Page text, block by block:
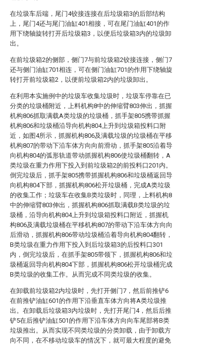
在垃圾车后端，尾门4铰接连接在后垃圾箱3的后部结构
上，尾门4还与尾门油缸401相接，可在尾门油缸401的作
用下绕轴旋转打开后垃圾箱3，以便后垃圾箱3内的垃圾卸
出。
在前垃圾箱2的侧部，侧门7与前垃圾箱2铰接连接，侧门7
还与侧门油缸701相连，可在侧门油缸701的作用下绕轴旋
转打开前垃圾箱2，以便前垃圾箱2内的垃圾卸出。
在利用本实施例中的垃圾车收集垃圾时，垃圾车停靠在已
分类的垃圾桶附近，上料机构8中的伸缩臂803伸出，抓握
机构806抓取满载A类垃圾的垃圾桶，抓手架805携带抓握
机构806和垃圾桶沿导向机构804上升到垃圾箱投料口附
近，如图4所示，抓握机构806及满载垃圾的垃圾桶在平移
机构807的带动下沿车体方向向前滑动，抓手架805沿着导
向机构804的弧形轨道带动抓握机构806使垃圾桶翻转，A
类垃圾在重力作用下投入到前垃圾箱2的前投料口201内。
倒完垃圾后，抓手架805携带抓握机构806和垃圾桶返回导
向机构804下部，抓握机构806松开垃圾桶，完成A类垃圾
的收集工作；垃圾车在收集B类垃圾时，同理，上料机构8
中的伸缩臂803伸出，抓握机构806抓取满载B类垃圾的垃
圾桶，沿导向机构804上升到垃圾箱投料口附近，抓握机
构806及满载垃圾桶在平移机构807的带动下沿车体方向向
后滑动，抓握机构806带动垃圾桶沿着导向机构804翻转，
B类垃圾在重力作用下投入到后垃圾箱3的后投料口301
内，倒完垃圾后，在抓手架805带领下，抓握机构806和垃
圾桶返回导向机构804下部，抓握机构806松开垃圾桶完成
B类垃圾的收集工作。从而完成不同类垃圾的收集。
在卸载前垃圾箱2内垃圾时，先打开侧门7，然后前推铲6
在前推铲油缸601的作用下沿垂直车体方向将A类垃圾推
出。在卸载后垃圾箱3内垃圾时，先打开尾门4，然后后推
铲5在后推铲油缸501的作用下沿车体方向向车尾部将B类
垃圾推出。从而实现不同类垃圾的分类卸载，由于卸载方
向不同，在不移动垃圾车的情况下，就可最大程度的避免